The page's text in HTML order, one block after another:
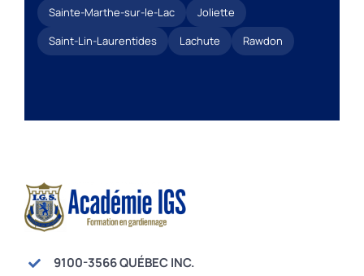
Sainte-Marthe-sur-le-Lac
Joliette
Saint-Lin-Laurentides
Lachute Rawdon
9100-3566 QUÉBEC INC.